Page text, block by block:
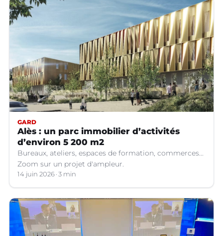
GARD
Alès : un parc immobilier d’activités
d’environ 5 200 m2
Bureaux, ateliers, espaces de formation, commerces...
Zoom sur un projet d'ampleur.
14 juin 2026 3 min